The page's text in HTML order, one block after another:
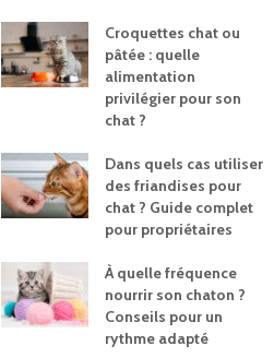
Croquettes chat ou
pâtée : quelle
alimentation
privilégier pour son
chat ?
Dans quels cas utiliser
des friandises pour
chat ? Guide complet
pour propriétaires
À quelle fréquence
nourrir son chaton ?
Conseils pour un
rythme adapté